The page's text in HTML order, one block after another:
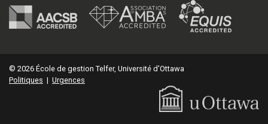
© 2026 École de gestion Telfer, Université d'Ottawa
Politiques | Urgences